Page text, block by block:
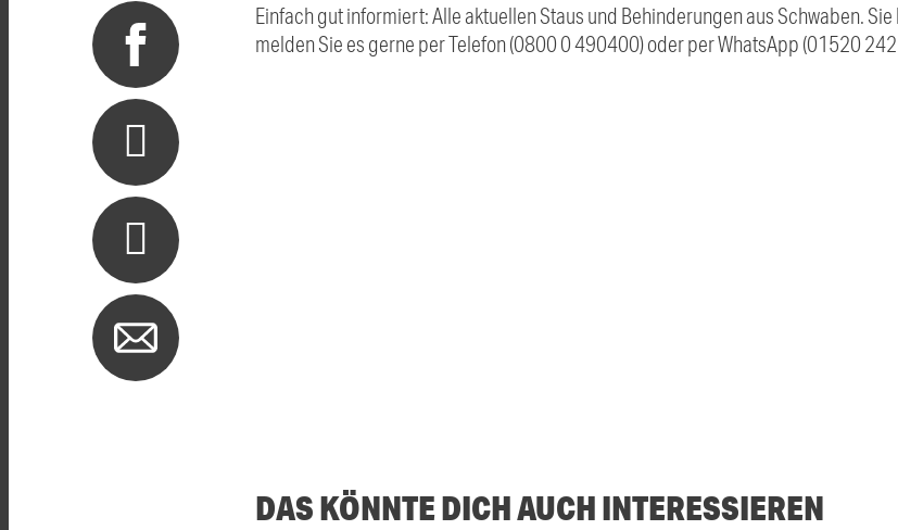
Einfach gut informiert: Alle aktuellen Staus und Behinderungen aus Schwaben.
melden Sie es gerne per Telefon (0800 0 490400) oder per WhatsApp (01520 242
DAS KÖNNTE DICH AUCH INTERESSIEREN